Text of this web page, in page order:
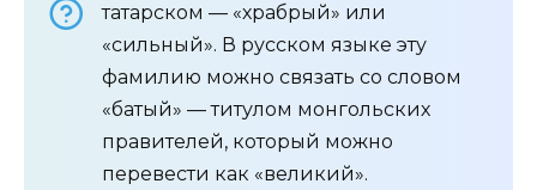
татарском — «храбрый» или
«сильный». В русском языке эту
фамилию можно связать со словом
«батый» — титулом монгольских
правителей, который можно
перевести как «великий».